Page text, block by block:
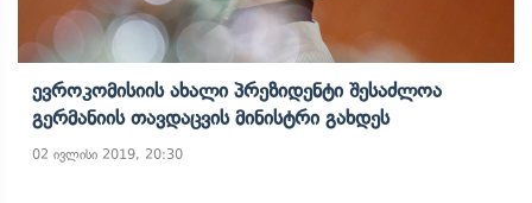
Ევროკომისიის Ახალი Პრეზიდენტი Შესაძლოა
Გერმანიის Თავდაცვის Მინისტრი Გახდეს
02 ივლისი 2019, 20:30